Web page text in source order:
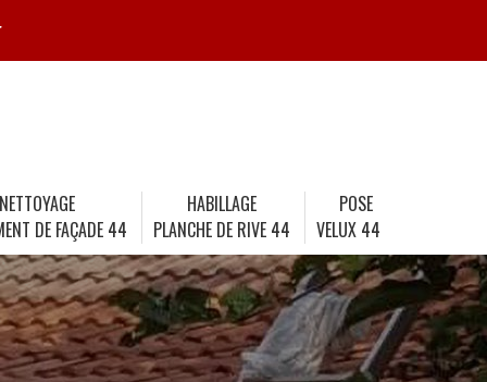
DE FAÇADE 44
HABILLAGE
PLANCHE DE RIVE 44
POSE
VELUX 44